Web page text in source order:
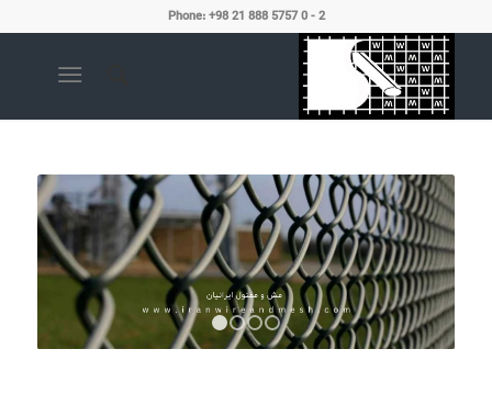
Phone: +98 21 888 5757 0 - 2
1 2 3 4